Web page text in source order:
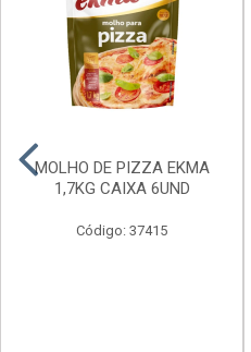
MOLHO DE PIZZA EKMA
1,7KG CAIXA 6UND
Código: 37415